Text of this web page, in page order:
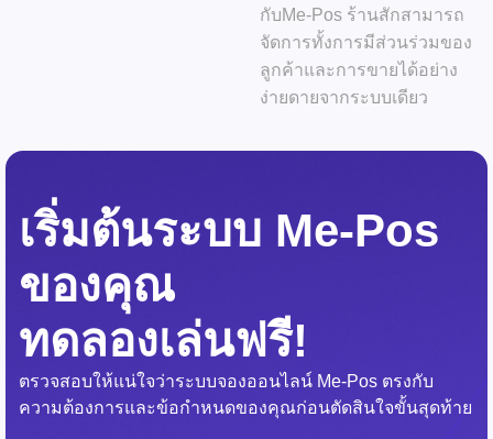
กับMe-Pos ร้านสักสามารถ
จัดการทั้งการมีส่วนร่วมของ
ลูกค้าและการขายได้อย่าง
ง่ายดายจากระบบเดียว
เริ่มต้นระบบ Me-Pos
ของคุณ
ทดลองเล่นฟรี!
ตรวจสอบให้แน่ใจว่าระบบจองออนไลน์ Me-Pos ตรงกับ
ความต้องการและข้อกำหนดของคุณก่อนตัดสินใจขั้นสุดท้าย